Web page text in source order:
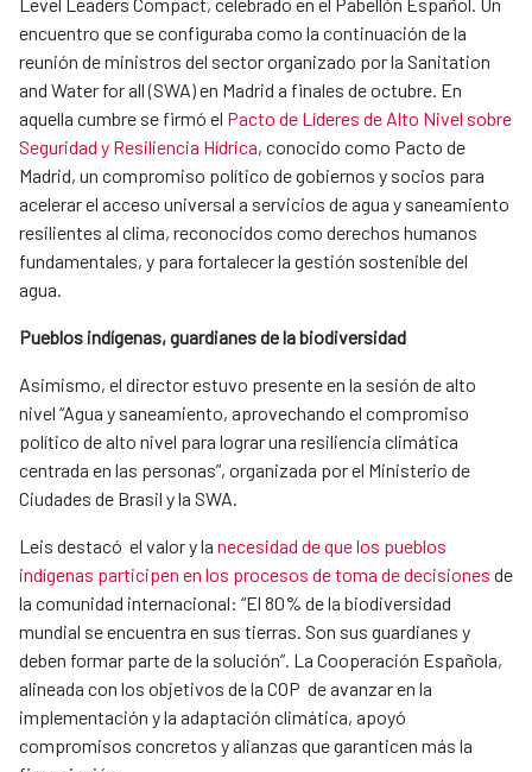
encuentro que se configuraba como la continuación de la
reunión de ministros del sector organizado por la Sanitation
and Water for all (SWA) en Madrid a finales de octubre. En
aquella cumbre se firmó el Pacto de Líderes de Alto Nivel sobre
Seguridad y Resiliencia Hídrica, conocido como Pacto de
Madrid, un compromiso político de gobiernos y socios para
acelerar el acceso universal a servicios de agua y saneamiento
resilientes al clima, reconocidos como derechos humanos
fundamentales, y para fortalecer la gestión sostenible del
agua.
Pueblos indígenas, guardianes de la biodiversidad
Asimismo, el director estuvo presente en la sesión de alto
nivel “Agua y saneamiento, aprovechando el compromiso
político de alto nivel para lograr una resiliencia climática
centrada en las personas”, organizada por el Ministerio de
Ciudades de Brasil y la SWA.
Leis destacó el valor y la necesidad de que los pueblos
indígenas participen en los procesos de toma de decisiones de
la comunidad internacional: “El 80% de la biodiversidad
mundial se encuentra en sus tierras. Son sus guardianes y
deben formar parte de la solución”. La Cooperación Española,
alineada con los objetivos de la COP de avanzar en la
implementación y la adaptación climática, apoyó
compromisos concretos y alianzas que garanticen más la